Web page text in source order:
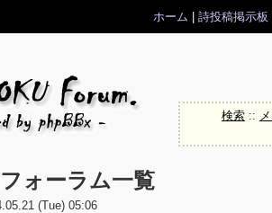
ホーム 詩投稿掲示板
検索::
ォーラム一覧
(Tue) 05:06